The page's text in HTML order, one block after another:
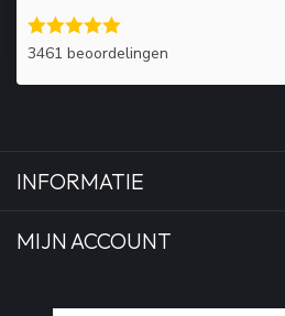
3461 beoordelingen
INFORMATIE
MIJN ACCOUNT